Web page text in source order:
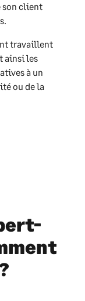
son client
travaillent
ainsi les
à un
ou de la